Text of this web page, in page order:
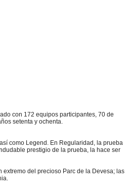
con 172 equipos participantes, 70 de
setenta y ochenta.
como Legend. En Regularidad, la prueba
prestigio de la prueba, la hace ser
del precioso Parc de la Devesa; las